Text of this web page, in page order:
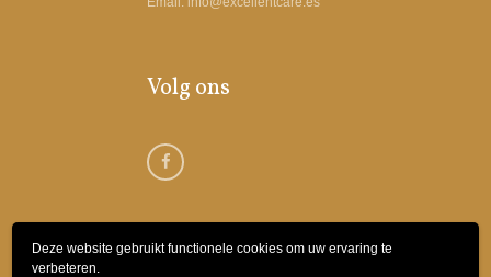
Deze website gebruikt functionele cookies om uw ervaring te
verbeteren.
Volg ons